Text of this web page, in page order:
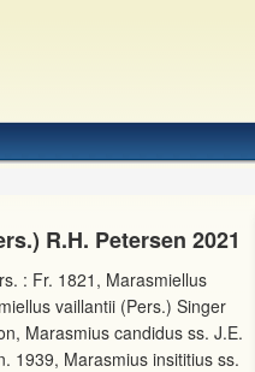
R.H. Petersen 2021
: Fr. 1821, Marasmiellus
vaillantii (Pers.) Singer
Marasmius candidus ss. J.E.
1939, Marasmius insititius ss.